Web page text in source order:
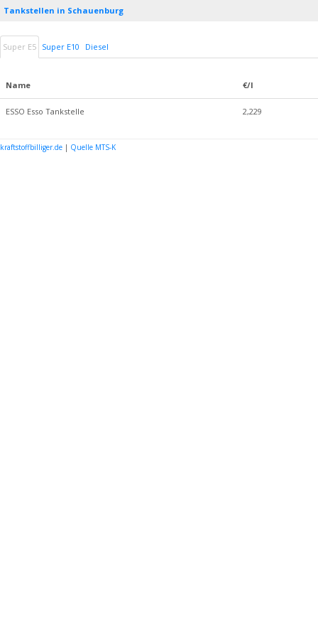
Tankstellen in Schauenburg
Super E5 Super E10 Diesel
Name €/l
ESSO Esso Tankstelle 2,229
kraftstoffbilliger.de | Quelle MTS-K